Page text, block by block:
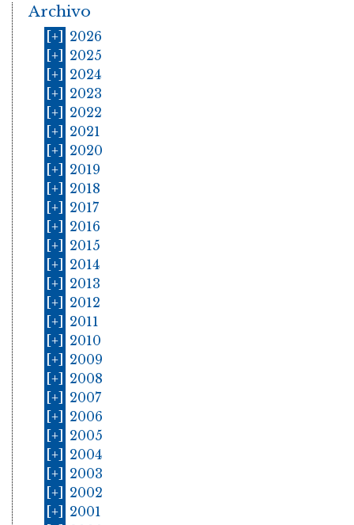
Archivo
[+]
2026
[+]
2025
[+]
2024
[+]
2023
[+]
2022
[+]
2021
[+]
2020
[+]
2019
[+]
2018
[+]
2017
[+]
2016
[+]
2015
[+]
2014
[+]
2013
[+]
2012
[+]
2011
[+]
2010
[+]
2009
[+]
2008
[+]
2007
[+]
2006
[+]
2005
[+]
2004
[+]
2003
[+]
2002
[+]
2001